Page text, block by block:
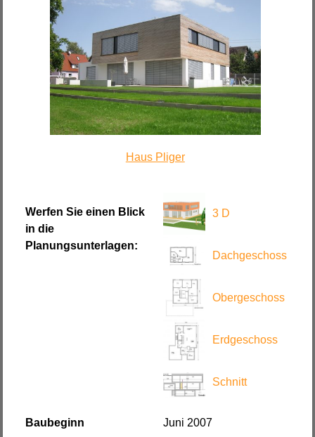
Haus Pliger
Werfen Sie einen Blick
in die
Planungsunterlagen:
3 D
Dachgeschoss
Obergeschoss
Erdgeschoss
Schnitt
Baubeginn Juni 2007